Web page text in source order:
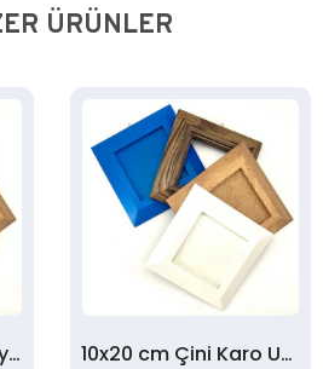
ÜRÜNLER
10x10 cm Çini Karo Uyumlu Ham Ahşap Çerçeve 10x20 cm Çini Karo Uyumlu Ahşap Çerçeve